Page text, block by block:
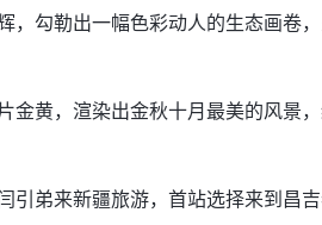
，勾勒出一幅色彩动人的生态画卷
黄，渲染出金秋十月最美的风景，
弟来新疆旅游，首站选择来到昌